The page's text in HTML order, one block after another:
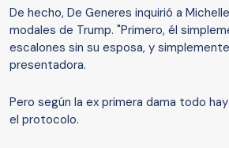
De hecho, De Generes inquirió a
modales de Trump. "Primero, él
escalones sin su esposa, y
presentadora.
Pero según la ex primera dama todo
el protocolo.